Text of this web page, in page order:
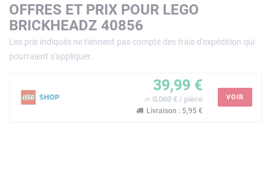
OFFRES ET PRIX POUR LEGO
BRICKHEADZ 40856
Les prix indiqués ne tiennent pas compte des frais d'expédition qui
pourraient s'appliquer.
39,99 €
≃ 0,060 € / pièce
Livraison : 5,95 €
VOIR